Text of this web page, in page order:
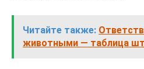
Читайте также:
животными — таблица